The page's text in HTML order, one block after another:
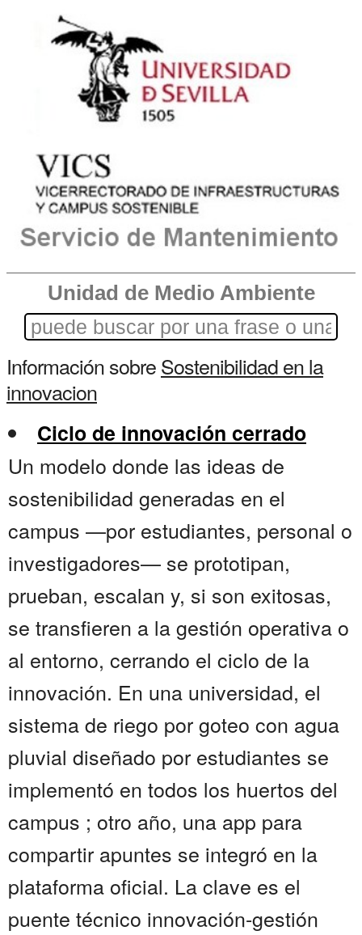
Unidad de Medio Ambiente
Información sobreSostenibilidad en la
innovacion
Ciclo de innovación cerrado
Un modelo donde las ideas de
sostenibilidad generadas en el
campus —por estudiantes, personal o
investigadores— se prototipan,
prueban, escalan y, si son exitosas,
se transfieren a la gestión operativa o
al entorno, cerrando el ciclo de la
innovación. En una universidad, el
sistema de riego por goteo con agua
pluvial diseñado por estudiantes se
implementó en todos los huertos del
campus ; otro año, una app para
compartir apuntes se integró en la
plataforma oficial. La clave es el
puente técnico innovación-gestión